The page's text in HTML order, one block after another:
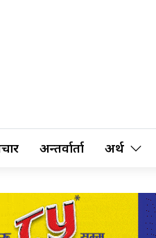
अन्तर्वार्ता अर्थ